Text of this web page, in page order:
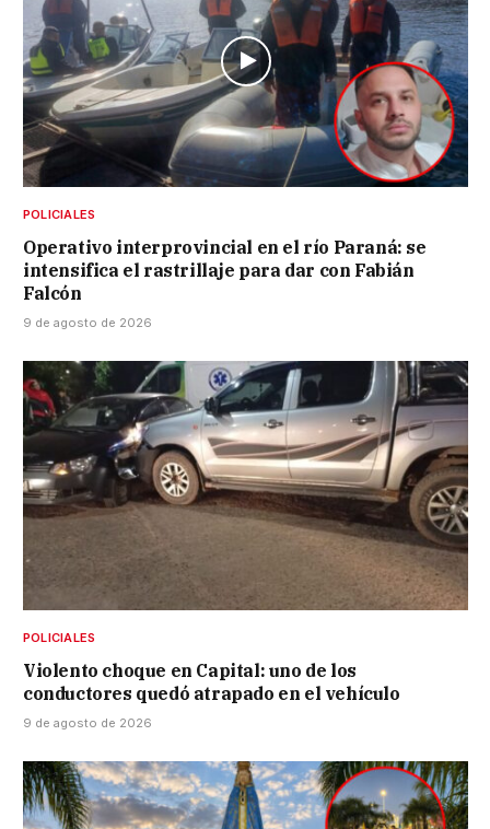
POLICIALES
Operativo interprovincial en el río Paraná: se
intensifica el rastrillaje para dar con Fabián
Falcón
9 de agosto de 2026
POLICIALES
Violento choque en Capital: uno de los
conductores quedó atrapado en el vehículo
9 de agosto de 2026